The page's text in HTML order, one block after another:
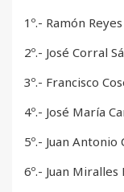
1º.- Ramón
2º.- José Corral
3º.- Francisco
4º.- José María
5º.- Juan
6º.- Juan